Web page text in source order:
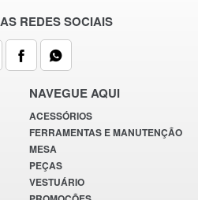
REDES SOCIAIS
NAVEGUE AQUI
ACESSÓRIOS
FERRAMENTAS E MANUTENÇÃO
MESA
PEÇAS
VESTUÁRIO